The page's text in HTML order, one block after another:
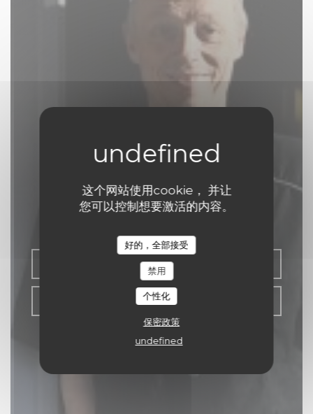
这个网站使用cookie， 并让
您可以控制想要激活的内容。
好的，全部接受
禁用
个性化
保密政策
undefined
L'aubade
预订餐位
带走